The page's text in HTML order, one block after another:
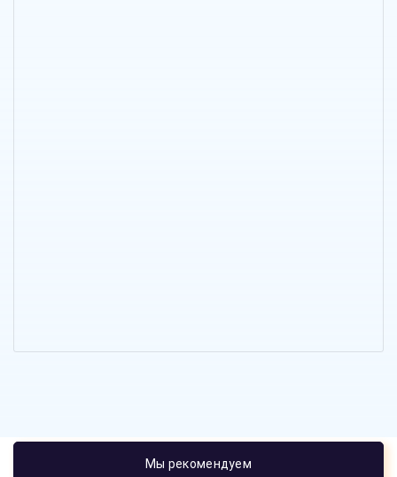
Мы рекомендуем